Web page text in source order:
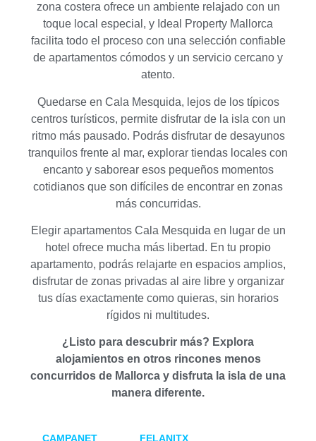
zona costera ofrece un ambiente relajado con un
toque local especial, y Ideal Property Mallorca
facilita todo el proceso con una selección confiable
de apartamentos cómodos y un servicio cercano y
atento.
Quedarse en Cala Mesquida, lejos de los típicos
centros turísticos, permite disfrutar de la isla con un
ritmo más pausado. Podrás disfrutar de desayunos
tranquilos frente al mar, explorar tiendas locales con
encanto y saborear esos pequeños momentos
cotidianos que son difíciles de encontrar en zonas
más concurridas.
Elegir apartamentos Cala Mesquida en lugar de un
hotel ofrece mucha más libertad. En tu propio
apartamento, podrás relajarte en espacios amplios,
disfrutar de zonas privadas al aire libre y organizar
tus días exactamente como quieras, sin horarios
rígidos ni multitudes.
¿Listo para descubrir más? Explora
alojamientos en otros rincones menos
concurridos de Mallorca y disfruta la isla de una
manera diferente.
CAMPANET FELANITX